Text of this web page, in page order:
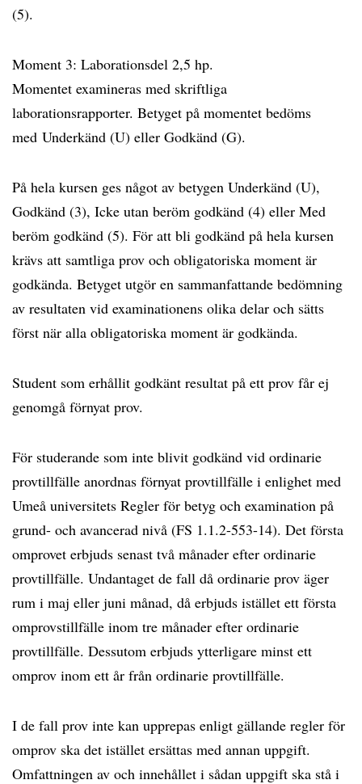
(5).
Moment 3: Laborationsdel 2,5 hp.
Momentet examineras med skriftliga
laborationsrapporter. Betyget på momentet bedöms
med Underkänd (U) eller Godkänd (G).
På hela kursen ges något av betygen Underkänd (U),
Godkänd (3), Icke utan beröm godkänd (4) eller Med
beröm godkänd (5). För att bli godkänd på hela kursen
krävs att samtliga prov och obligatoriska moment är
godkända. Betyget utgör en sammanfattande bedömning
av resultaten vid examinationens olika delar och sätts
först när alla obligatoriska moment är godkända.
Student som erhållit godkänt resultat på ett prov får ej
genomgå förnyat prov.
För studerande som inte blivit godkänd vid ordinarie
provtillfälle anordnas förnyat provtillfälle i enlighet med
Umeå universitets Regler för betyg och examination på
grund- och avancerad nivå (FS 1.1.2-553-14). Det första
omprovet erbjuds senast två månader efter ordinarie
provtillfälle. Undantaget de fall då ordinarie prov äger
rum i maj eller juni månad, då erbjuds istället ett första
omprovstillfälle inom tre månader efter ordinarie
provtillfälle. Dessutom erbjuds ytterligare minst ett
omprov inom ett år från ordinarie provtillfälle.
I de fall prov inte kan upprepas enligt gällande regler för
omprov ska det istället ersättas med annan uppgift.
Omfattningen av och innehållet i sådan uppgift ska stå i